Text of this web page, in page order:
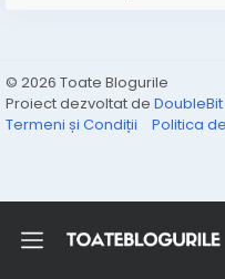
© 2026 Toate Blogurile
Proiect dezvoltat de DoubleBit
Termeni și Condiții
Politica